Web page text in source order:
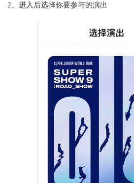
2、进入后选择你要参与的演出